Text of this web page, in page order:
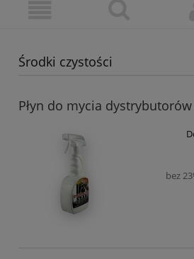
Środki czystości
Płyn do mycia
bez